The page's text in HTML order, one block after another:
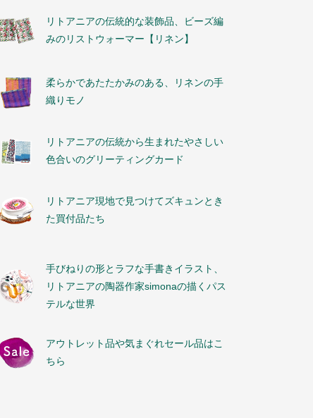
リトアニアの伝統的な装飾品、ビーズ編
みのリストウォーマー【リネン】
柔らかであたたかみのある、リネンの手
織りモノ
リトアニアの伝統から生まれたやさしい
色合いのグリーティングカード
リトアニア現地で見つけてズキュンとき
た買付品たち
手びねりの形とラフな手書きイラスト、
リトアニアの陶器作家simonaの描くパス
テルな世界
アウトレット品や気まぐれセール品はこ
ちら